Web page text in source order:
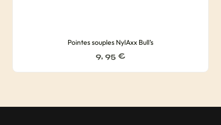
Pointes souples NylAxx Bull’s
9, 95 €